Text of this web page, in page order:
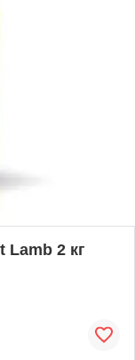
Lamb 2 кг